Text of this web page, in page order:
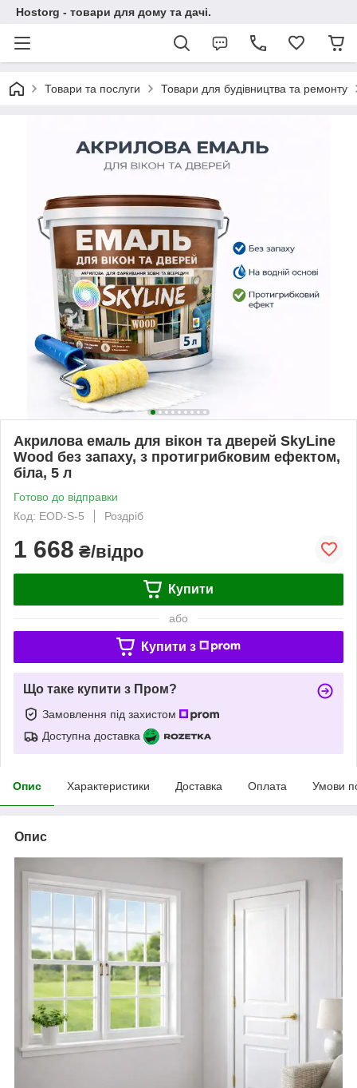
Hostorg - товари для дому та дачі.
Товари та послуги Товари для будівництва та ремонту
Акрилова емаль для вікон та дверей SkyLine
Wood без запаху, з протигрибковим ефектом,
біла, 5 л
Готово до відправки
Код: EOD-S-5
Роздріб
1 668 ₴/відро
Купити
або
Купити з
Що таке купити з Пром?
Замовлення під захистом
Доступна доставка
Опис Характеристики Доставка Оплата Умови
Опис